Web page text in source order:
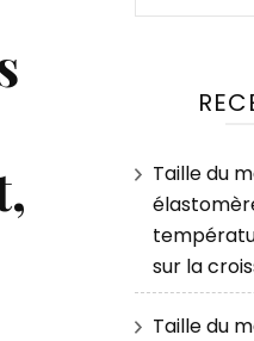
for:
Taille du
sur la
Taille du